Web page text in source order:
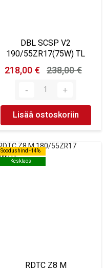
DBL SCSP V2
190/55ZR17(75W) TL
218,00 € 238,00 €
Lisää ostoskoriin
Soodushind -14%
Kesklaos
Soodushind -14%
Kesklaos